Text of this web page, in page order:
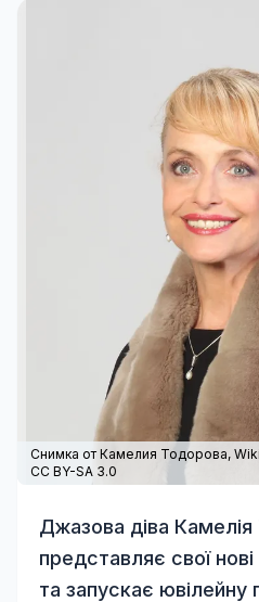
Снимка от Камелия Тодорова,
CC BY-SA 3.0
Джазова діва
представляє свої
та запускає ювілейну